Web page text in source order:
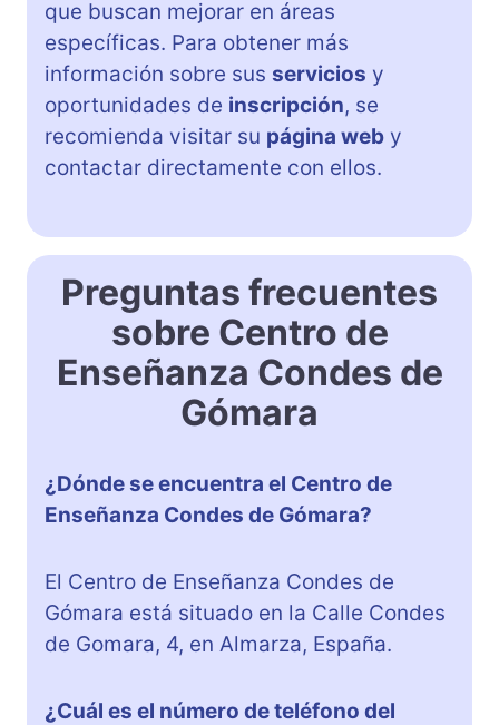
que buscan mejorar en áreas
específicas. Para obtener más
información sobre sus servicios y
oportunidades de inscripción, se
recomienda visitar su página web y
contactar directamente con ellos.
Preguntas frecuentes
sobre Centro de
Enseñanza Condes de
Gómara
¿Dónde se encuentra el Centro de
Enseñanza Condes de Gómara?
El Centro de Enseñanza Condes de
Gómara está situado en la Calle Condes
de Gomara, 4, en Almarza, España.
¿Cuál es el número de teléfono del